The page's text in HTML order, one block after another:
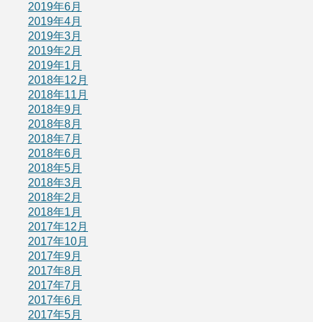
2019年6月
2019年4月
2019年3月
2019年2月
2019年1月
2018年12月
2018年11月
2018年9月
2018年8月
2018年7月
2018年6月
2018年5月
2018年3月
2018年2月
2018年1月
2017年12月
2017年10月
2017年9月
2017年8月
2017年7月
2017年6月
2017年5月